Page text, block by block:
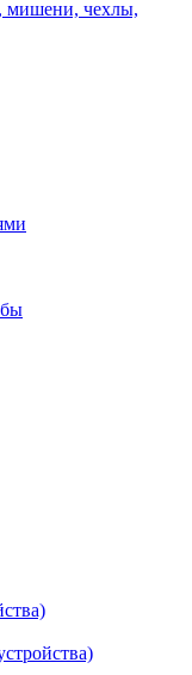
мишени, чехлы,